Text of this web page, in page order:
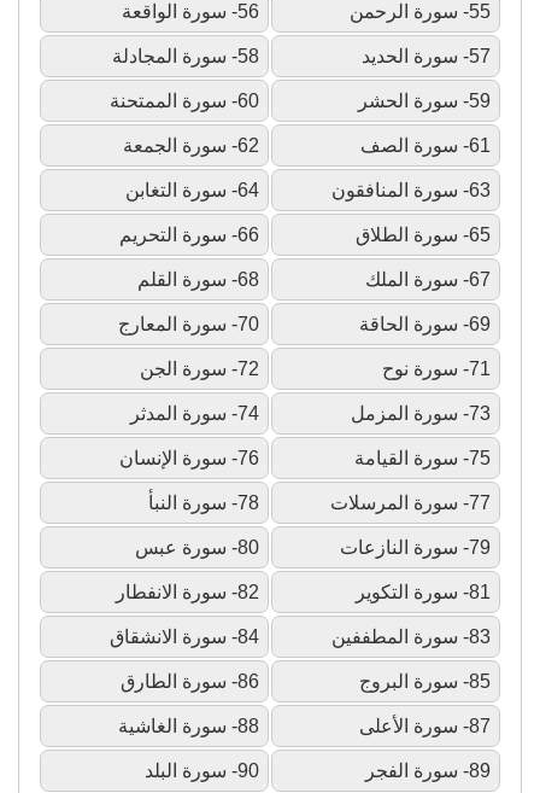
55- سورة الرحمن 56- سورة الواقعة
57- سورة الحديد 58- سورة المجادلة
59- سورة الحشر 60- سورة الممتحنة
61- سورة الصف 62- سورة الجمعة
63- سورة المنافقون 64- سورة التغابن
65- سورة الطلاق 66- سورة التحريم
67- سورة الملك 68- سورة القلم
69- سورة الحاقة 70- سورة المعارج
71- سورة نوح 72- سورة الجن
73- سورة المزمل 74- سورة المدثر
75- سورة القيامة 76- سورة الإنسان
77- سورة المرسلات 78- سورة النبأ
79- سورة النازعات 80- سورة عبس
81- سورة التكوير 82- سورة الانفطار
83- سورة المطففين 84- سورة الانشقاق
85- سورة البروج 86- سورة الطارق
87- سورة الأعلى 88- سورة الغاشية
89- سورة الفجر 90- سورة البلد